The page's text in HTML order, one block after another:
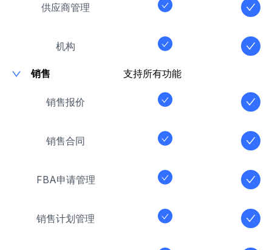
供应商管理
机构
销售 支持所有功能
销售报价
销售合同
FBA申请管理
销售计划管理